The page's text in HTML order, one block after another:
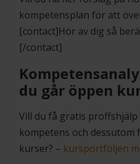
kompetensplan för att
[contact]Hör av dig så
[/contact]
du går öppen
Vill du få gratis
kompetens och dessutom
kurser? – kursportföljen